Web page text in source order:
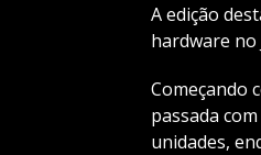
A edição
hardware no
Começando
passada
unidades,